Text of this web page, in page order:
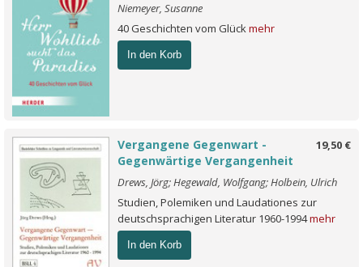
Niemeyer, Susanne
40 Geschichten vom Glückmehr
In den Korb
19,50 €
Vergangene Gegenwart -
Gegenwärtige Vergangenheit
Drews, Jörg; Hegewald, Wolfgang; Holbein, Ulrich
Studien, Polemiken und Laudationes zur
deutschsprachigen Literatur 1960-1994mehr
In den Korb